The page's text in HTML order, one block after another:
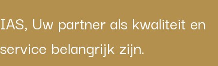
IAS, Uw partner als kwaliteit en
service belangrijk zijn.